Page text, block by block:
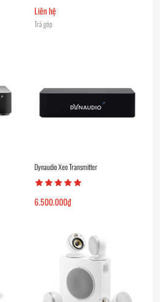
Liên hệ
Trả góp
Dynaudio Xeo Transmitter
6.500.000₫